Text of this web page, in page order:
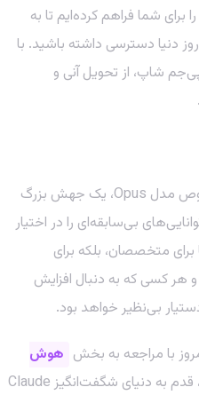
را برای شما فراهم کرده‌ایم تا به
دنیا دسترسی داشته باشید. با
شاپ، از تحویل آنی و
هوش مصنوعی Claude 3، به خصوص مدل Opus، یک جهش بزرگ
بی‌سابقه‌ای را در اختیار
برای متخصصان، بلکه برای
هر کسی که به دنبال افزایش
بی‌نظیر خواهد بود.
با مراجعه به بخش هوش
، قدم به دنیای شگفت‌انگیز Claude